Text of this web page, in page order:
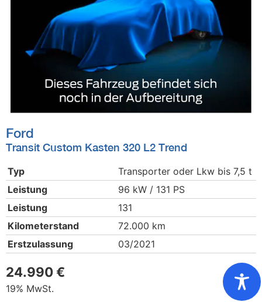
Ford
Transit Custom Kasten 320 L2 Trend
Typ
Transporter oder Lkw bis 7,5 t
Leistung
96 kW / 131 PS
Leistung
131
Kilometerstand
72.000 km
Erstzulassung
03/2021
24.990 €
19% MwSt.